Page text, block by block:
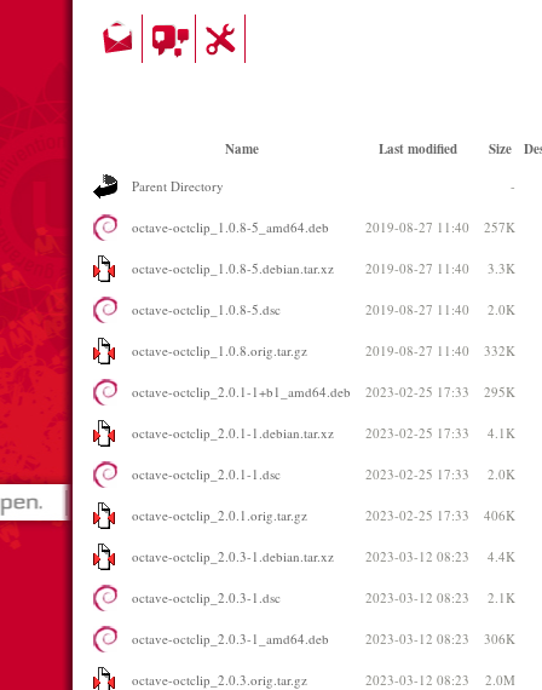
Name Last modified Size
Parent Directory -
octave-octclip_1.0.8-5_amd64.deb 2019-08-27 11:40 257K
octave-octclip_1.0.8-5.debian.tar.xz 2019-08-27 11:40 3.3K
octave-octclip_1.0.8-5.dsc 2019-08-27 11:40 2.0K
octave-octclip_1.0.8.orig.tar.gz 2019-08-27 11:40 332K
octave-octclip_2.0.1-1+b1_amd64.deb 2023-02-25 17:33 295K
octave-octclip_2.0.1-1.debian.tar.xz 2023-02-25 17:33 4.1K
octave-octclip_2.0.1-1.dsc 2023-02-25 17:33 2.0K
octave-octclip_2.0.1.orig.tar.gz 2023-02-25 17:33 406K
octave-octclip_2.0.3-1.debian.tar.xz 2023-03-12 08:23 4.4K
octave-octclip_2.0.3-1.dsc 2023-03-12 08:23 2.1K
octave-octclip_2.0.3-1_amd64.deb 2023-03-12 08:23 306K
octave-octclip_2.0.3.orig.tar.gz 2023-03-12 08:23 2.0M